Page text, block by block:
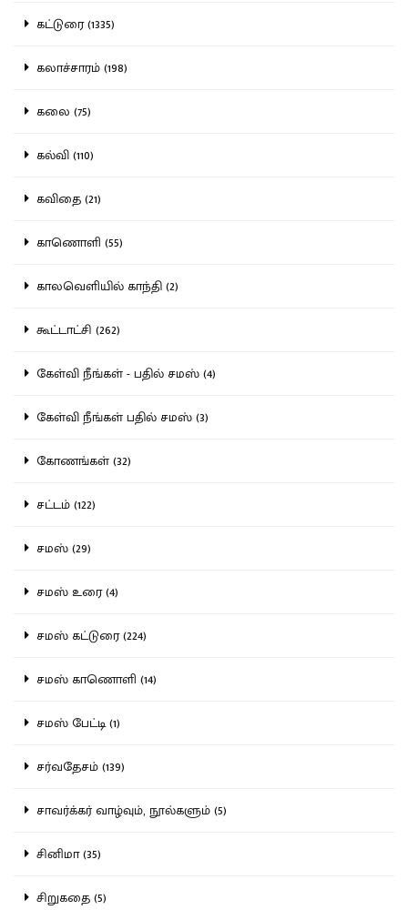
கட்டுரை (1335)
கலாச்சாரம் (198)
கலை (75)
கல்வி (110)
கவிதை (21)
காணொளி (55)
காலவெளியில் காந்தி (2)
கூட்டாட்சி (262)
கேள்வி நீங்கள் - பதில் சமஸ் (4)
கேள்வி நீங்கள் பதில் சமஸ் (3)
கோணங்கள் (32)
சட்டம் (122)
சமஸ் (29)
சமஸ் உரை (4)
சமஸ் கட்டுரை (224)
சமஸ் காணொளி (14)
சமஸ் பேட்டி (1)
சர்வதேசம் (139)
சாவர்க்கர் வாழ்வும், நூல்களும் (5)
சினிமா (35)
சிறுகதை (5)